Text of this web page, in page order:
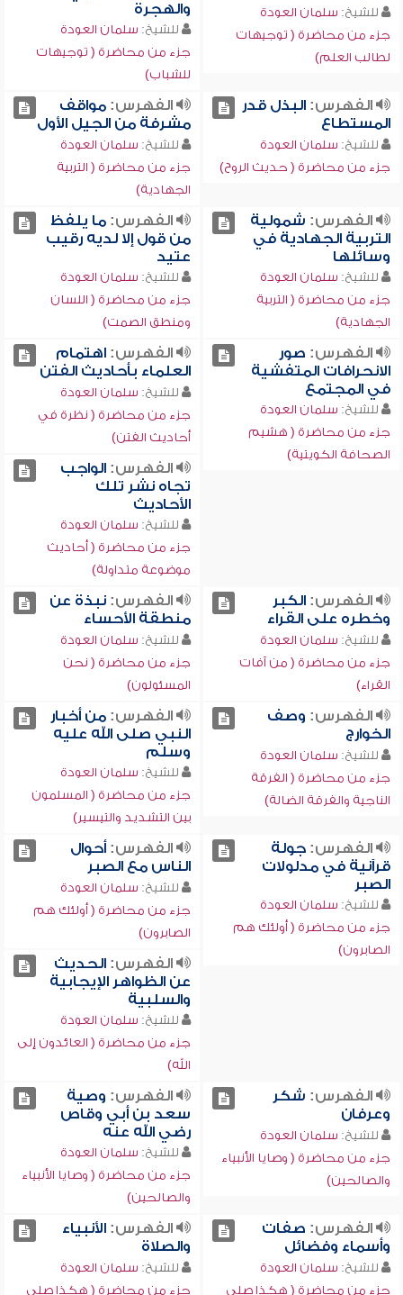
للشيخ: سلمان العودة
جزء من محاضرة ( توجيهات
لطالب العلم)
والهجرة
للشيخ: سلمان العودة
جزء من محاضرة ( توجيهات
للشباب)
الفهرس:البذل قدر
المستطاع
للشيخ: سلمان العودة
جزء من محاضرة ( حديث الروح)
الفهرس:مواقف
مشرفة من الجيل الأول
للشيخ: سلمان العودة
جزء من محاضرة ( التربية
الجهادية)
الفهرس: شمولية
التربية الجهادية في
وسائلها
للشيخ: سلمان العودة
جزء من محاضرة ( التربية
الجهادية)
الفهرس:ما يلفظ
من قول إلا لديه رقيب
عتيد
للشيخ: سلمان العودة
جزء من محاضرة ( اللسان
ومنطق الصمت)
الفهرس: صور
الانحرافات المتفشية
في المجتمع
للشيخ: سلمان العودة
جزء من محاضرة ( هشيم
الصحافة الكويتية)
الفهرس:اهتمام
العلماء بأحاديث الفتن
للشيخ: سلمان العودة
جزء من محاضرة ( نظرة في
أحاديث الفتن)
الفهرس:الواجب
تجاه نشر تلك
الأحاديث
للشيخ: سلمان العودة
جزء من محاضرة ( أحاديث
موضوعة متداولة)
الفهرس:الكبر
وخطره على القراء
للشيخ: سلمان العودة
جزء من محاضرة ( من آفات
القراء)
الفهرس:نبذة عن
منطقة الأحساء
للشيخ: سلمان العودة
جزء من محاضرة ( نحن
المسئولون)
الفهرس: وصف
الخوارج
للشيخ: سلمان العودة
جزء من محاضرة ( الفرقة
الناجية والفرقة الضالة)
الفهرس:من أخبار
النبي صلى الله عليه
وسلم
للشيخ: سلمان العودة
جزء من محاضرة ( المسلمون
بين التشديد والتيسير)
الفهرس:جولة
قرآنية في مدلولات
الصبر
للشيخ: سلمان العودة
جزء من محاضرة ( أولئك هم
الصابرون)
الفهرس:أحوال
الناس مع الصبر
للشيخ: سلمان العودة
جزء من محاضرة ( أولئك هم
الصابرون)
الفهرس:الحديث
عن الظواهر الإيجابية
والسلبية
للشيخ: سلمان العودة
جزء من محاضرة ( العائدون إلى
الله)
الفهرس: شكر
وعرفان
للشيخ: سلمان العودة
جزء من محاضرة ( وصايا الأنبياء
والصالحين)
الفهرس: وصية
سعد بن أبي وقاص
رضي الله عنه
للشيخ: سلمان العودة
جزء من محاضرة ( وصايا الأنبياء
والصالحين)
الفهرس: صفات
وأسماء وفضائل
للشيخ: سلمان العودة
جزء من محاضرة ( هكذا صلى
الفهرس:الأنبياء
والصلاة
للشيخ: سلمان العودة
جزء من محاضرة ( هكذا صلى